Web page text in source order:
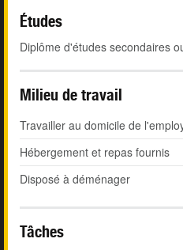
Études
Diplôme d'études secondaires
Milieu de travail
Travailler au domicile de
Hébergement et repas fournis
Disposé à déménager
Tâches